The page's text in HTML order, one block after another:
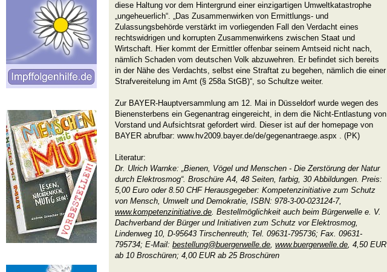
diese Haltung vor dem Hintergrund einer einzigartigen Umweltkatastrophe
„ungeheuerlich“. „Das Zusammenwirken von Ermittlungs- und
Zulassungsbehörde verstärkt im vorliegenden Fall den Verdacht eines
rechtswidrigen und korrupten Zusammenwirkens zwischen Staat und
Wirtschaft. Hier kommt der Ermittler offenbar seinem Amtseid nicht nach,
nämlich Schaden vom deutschen Volk abzuwehren. Er befindet sich bereits
in der Nähe des Verdachts, selbst eine Straftat zu begehen, nämlich die einer
Strafvereitelung im Amt (§ 258a StGB)“, so Schultze weiter.
Zur BAYER-Hauptversammlung am 12. Mai in Düsseldorf wurde wegen des
Bienensterbens ein Gegenantrag eingereicht, in dem die Nicht-Entlastung von
Vorstand und Aufsichtsrat gefordert wird. Dieser ist auf der homepage von
BAYER abrufbar: www.hv2009.bayer.de/de/gegenantraege.aspx . (PK)
Literatur:
Dr. Ulrich Warnke: „Bienen, Vögel und Menschen - Die Zerstörung der Natur
durch Elektrosmog“. Broschüre A4, 48 Seiten, farbig, 30 Abbildungen. Preis:
5,00 Euro oder 8.50 CHF Herausgegeber: Kompetenzinitiative zum Schutz
von Mensch, Umwelt und Demokratie, ISBN: 978-3-00-023124-7,
www.kompetenzinitiative.de. Bestellmöglichkeit auch beim Bürgerwelle e. V.
Dachverband der Bürger und Initiativen zum Schutz vor Elektrosmog,
Lindenweg 10, D-95643 Tirschenreuth; Tel. 09631-795736; Fax. 09631-
795734; E-Mail: bestellung@buergerwelle.de, www.buergerwelle.de, 4,50 EUR
ab 10 Broschüren; 4,00 EUR ab 25 Broschüren